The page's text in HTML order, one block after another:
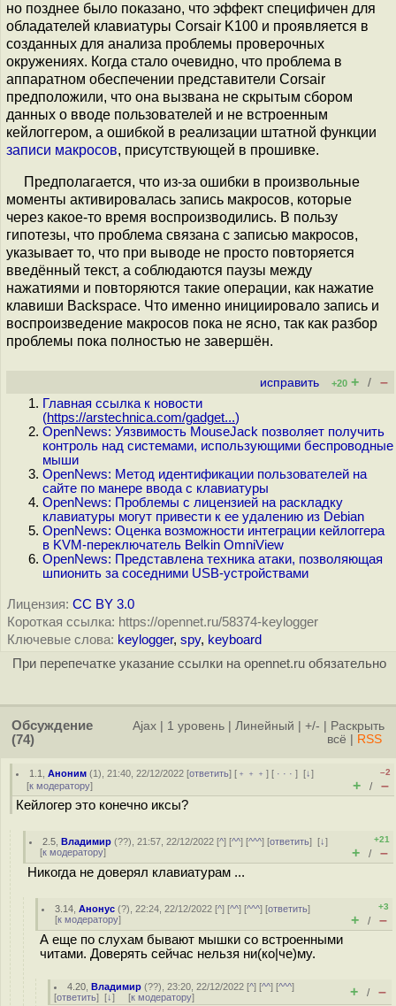
но позднее было показано, что эффект специфичен для
обладателей клавиатуры Corsair K100 и проявляется в
созданных для анализа проблемы проверочных
окружениях. Когда стало очевидно, что проблема в
аппаратном обеспечении представители Corsair
предположили, что она вызвана не скрытым сбором
данных о вводе пользователей и не встроенным
кейлоггером, а ошибкой в реализации штатной функции
записи макросов, присутствующей в прошивке.
Предполагается, что из-за ошибки в произвольные
моменты активировалась запись макросов, которые
через какое-то время воспроизводились. В пользу
гипотезы, что проблема связана с записью макросов,
указывает то, что при выводе не просто повторяется
введённый текст, а соблюдаются паузы между
нажатиями и повторяются такие операции, как нажатие
клавиши Backspace. Что именно инициировало запись и
воспроизведение макросов пока не ясно, так как разбор
проблемы пока полностью не завершён.
исправить +20 + / –
Главная ссылка к новости
(https://arstechnica.com/gadget...)
OpenNews: Уязвимость MouseJack позволяет получить
контроль над системами, использующими беспроводные
мыши
OpenNews: Метод идентификации пользователей на
сайте по манере ввода с клавиатуры
OpenNews: Проблемы с лицензией на раскладку
клавиатуры могут привести к ее удалению из Debian
OpenNews: Оценка возможности интеграции кейлоггера
в KVM-переключатель Belkin OmniView
OpenNews: Представлена техника атаки, позволяющая
шпионить за соседними USB-устройствами
Лицензия: CC BY 3.0
Короткая ссылка: https://opennet.ru/58374-keylogger
Ключевые слова: keylogger, spy, keyboard
При перепечатке указание ссылки на opennet.ru обязательно
Обсуждение
(74)
Ajax 1 уровень Линейный +/-
Раскрыть
всё
RSS
1.1 ,Аноним (1), 21:40, 22/12/2022 [ответить] [ ﹢﹢﹢] [ · · ·][↓]
[к модератору]
–2
+ / –
Кейлогер это конечно иксы?
2.5 ,Владимир (??), 21:57, 22/12/2022 [^] [^^] [^^^] [ответить][↓]
[к модератору]
+21
+ / –
Никогда не доверял клавиатурам ...
3.14 ,Анонус (?), 22:24, 22/12/2022 [^] [^^] [^^^] [ответить]
[к модератору]
+3
+ / –
А еще по слухам бывают мышки со встроенными
читами. Доверять сейчас нельзя ни(ко|че)му.
4.20 ,Владимир (??), 23:20, 22/12/2022 [^] [^^] [^^^]
[ответить] [↓] [к модератору] + / –